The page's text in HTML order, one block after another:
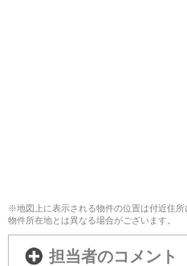
※地図上に表示される物件の位置は付近住
物件所在地とは異なる場合がございます。
担当者のコメント